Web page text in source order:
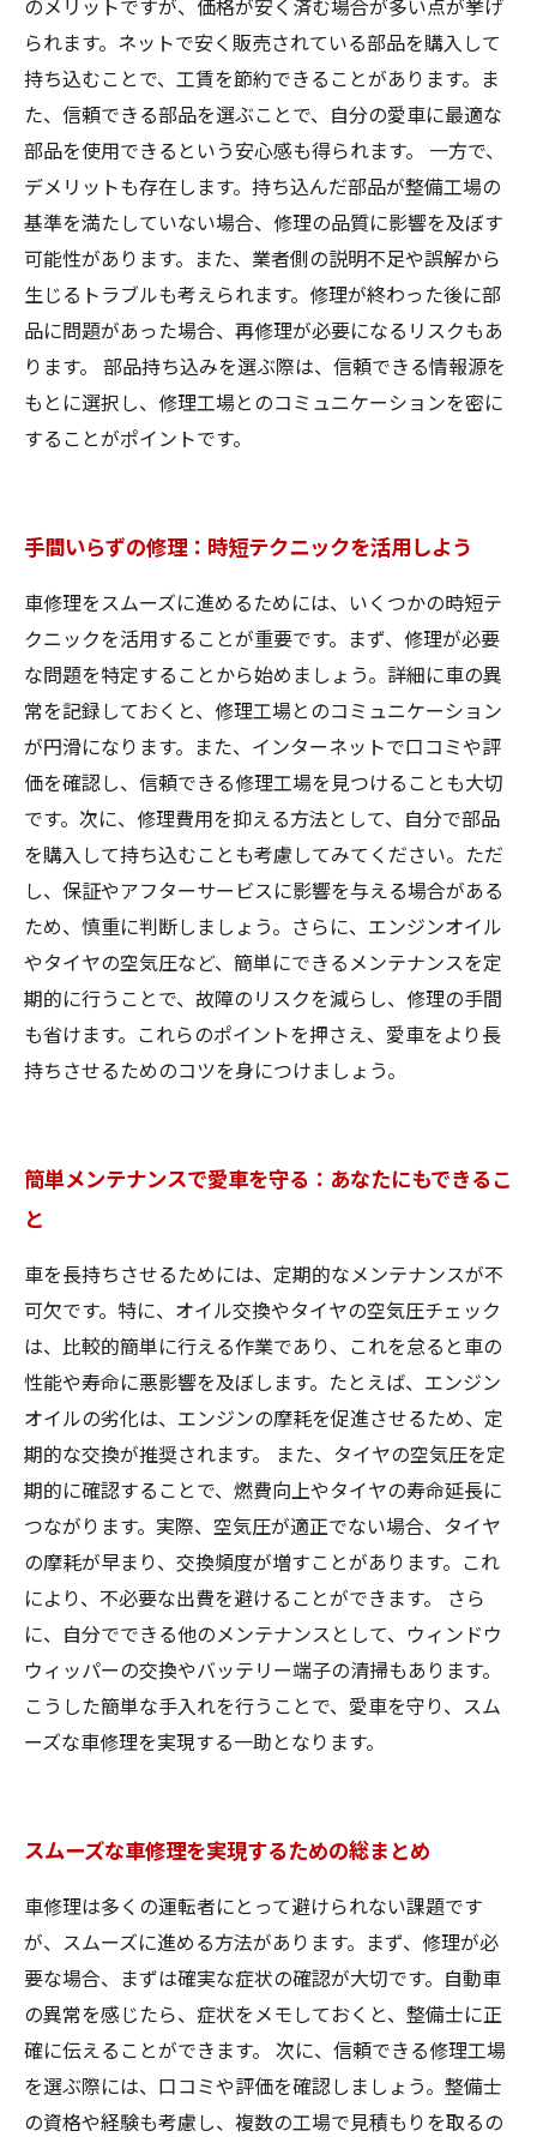
のメリットですが、価格が安く済む場合が多い点が挙げ
られます。ネットで安く販売されている部品を購入して
持ち込むことで、工賃を節約できることがあります。ま
た、信頼できる部品を選ぶことで、自分の愛車に最適な
部品を使用できるという安心感も得られます。 一方で、
デメリットも存在します。持ち込んだ部品が整備工場の
基準を満たしていない場合、修理の品質に影響を及ぼす
可能性があります。また、業者側の説明不足や誤解から
生じるトラブルも考えられます。修理が終わった後に部
品に問題があった場合、再修理が必要になるリスクもあ
ります。 部品持ち込みを選ぶ際は、信頼できる情報源を
もとに選択し、修理工場とのコミュニケーションを密に
することがポイントです。
手間いらずの修理：時短テクニックを活用しよう
車修理をスムーズに進めるためには、いくつかの時短テ
クニックを活用することが重要です。まず、修理が必要
な問題を特定することから始めましょう。詳細に車の異
常を記録しておくと、修理工場とのコミュニケーション
が円滑になります。また、インターネットで口コミや評
価を確認し、信頼できる修理工場を見つけることも大切
です。次に、修理費用を抑える方法として、自分で部品
を購入して持ち込むことも考慮してみてください。ただ
し、保証やアフターサービスに影響を与える場合がある
ため、慎重に判断しましょう。さらに、エンジンオイル
やタイヤの空気圧など、簡単にできるメンテナンスを定
期的に行うことで、故障のリスクを減らし、修理の手間
も省けます。これらのポイントを押さえ、愛車をより長
持ちさせるためのコツを身につけましょう。
簡単メンテナンスで愛車を守る：あなたにもできるこ
と
車を長持ちさせるためには、定期的なメンテナンスが不
可欠です。特に、オイル交換やタイヤの空気圧チェック
は、比較的簡単に行える作業であり、これを怠ると車の
性能や寿命に悪影響を及ぼします。たとえば、エンジン
オイルの劣化は、エンジンの摩耗を促進させるため、定
期的な交換が推奨されます。 また、タイヤの空気圧を定
期的に確認することで、燃費向上やタイヤの寿命延長に
つながります。実際、空気圧が適正でない場合、タイヤ
の摩耗が早まり、交換頻度が増すことがあります。これ
により、不必要な出費を避けることができます。 さら
に、自分でできる他のメンテナンスとして、ウィンドウ
ウィッパーの交換やバッテリー端子の清掃もあります。
こうした簡単な手入れを行うことで、愛車を守り、スム
ーズな車修理を実現する一助となります。
スムーズな車修理を実現するための総まとめ
車修理は多くの運転者にとって避けられない課題です
が、スムーズに進める方法があります。まず、修理が必
要な場合、まずは確実な症状の確認が大切です。自動車
の異常を感じたら、症状をメモしておくと、整備士に正
確に伝えることができます。 次に、信頼できる修理工場
を選ぶ際には、口コミや評価を確認しましょう。整備士
の資格や経験も考慮し、複数の工場で見積もりを取るの